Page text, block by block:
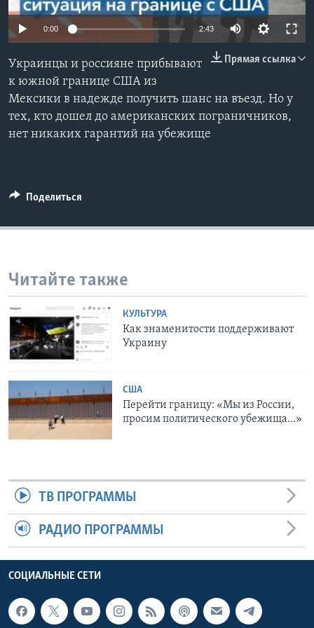
Learning English
СОЦИАЛЬНЫЕ СЕТИ
Языки
0:00 2:43
Прямая ссылка
Украинцы и россияне прибывают
к южной границе США из
Мексики в надежде получить шанс на въезд. Но у
тех, кто дошел до американских пограничников,
нет никаких гарантий на убежище
Поделиться
Читайте также
КУЛЬТУРА
Как знаменитости поддерживают
Украину
США
Перейти границу: «Мы из России,
просим политического убежища…»
ТВ ПРОГРАММЫ
РАДИО ПРОГРАММЫ
СОЦИАЛЬНЫЕ СЕТИ